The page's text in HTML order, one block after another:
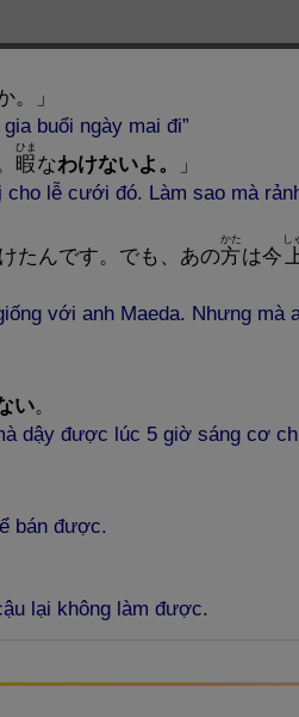
。」
buổi ngày mai đi”
暇
ひま
なわけないよ。
」
cho lễ cưới đó. Làm sao mà
たんです。でも、あの方
かた
は今
し
với anh Maeda. Nhưng mà
い。
dậy được lúc 5 giờ sáng cơ
bán được.
lại không làm được.